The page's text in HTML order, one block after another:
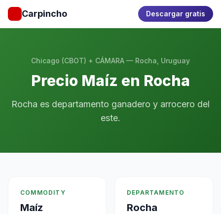
Carpincho Descargar gratis
Chicago (CBOT) + CÁMARA — Rocha, Uruguay
Precio Maíz en Rocha
Rocha es departamento ganadero y arrocero del
este.
COMMODITY
Maíz
DEPARTAMENTO
Rocha